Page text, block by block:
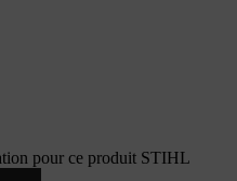
pour ce produit STIHL